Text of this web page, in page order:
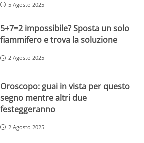
5 Agosto 2025
5+7=2 impossibile? Sposta un solo
fiammifero e trova la soluzione
2 Agosto 2025
Oroscopo: guai in vista per questo
segno mentre altri due
festeggeranno
2 Agosto 2025